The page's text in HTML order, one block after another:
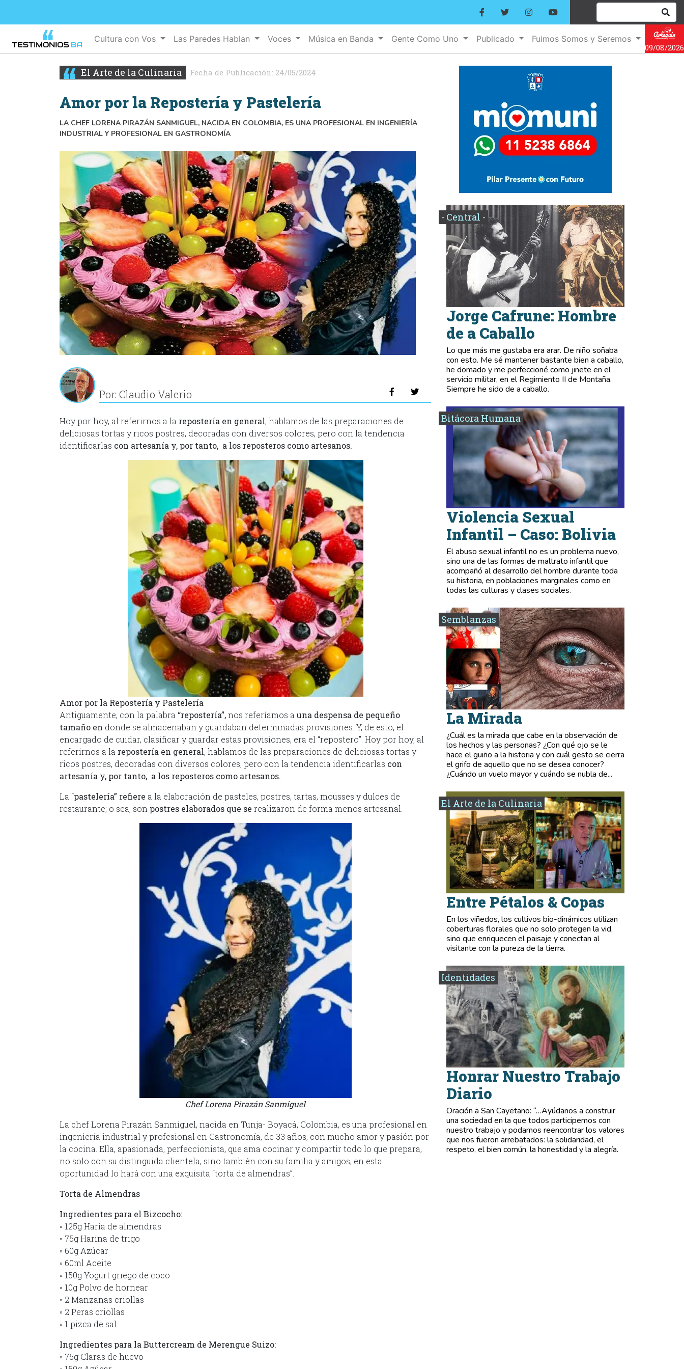
Cultura con Vos Las Paredes Hablan Voces Música en Banda Gente Como Uno Publicado
Fuimos Somos y Seremos
09/08/2026
El Arte de la Culinaria Fecha de Publicación: 24/05/2024
Amor por la Repostería y Pastelería
LA CHEF LORENA PIRAZÁN SANMIGUEL, NACIDA EN COLOMBIA, ES UNA PROFESIONAL EN INGENIERÍA
INDUSTRIAL Y PROFESIONAL EN GASTRONOMÍA
Por: Claudio Valerio
Hoy por hoy, al referirnos a la repostería en general, hablamos de las preparaciones de
deliciosas tortas y ricos postres, decoradas con diversos colores, pero con la tendencia
identificarlas con artesanía y, por tanto, a los reposteros como artesanos.
Amor por la Repostería y Pastelería
Antiguamente, con la palabra “repostería”,nos referíamos a una despensa de pequeño
tamaño en donde se almacenaban y guardaban determinadas provisiones. Y, de esto, el
encargado de cuidar, clasificar y guardar estas provisiones, era el “repostero”. Hoy por hoy, al
referirnos a la repostería en general, hablamos de las preparaciones de deliciosas tortas y
ricos postres, decoradas con diversos colores, pero con la tendencia identificarlas con
artesanía y, por tanto, a los reposteros como artesanos.
La “pastelería” refiere a la elaboración de pasteles, postres, tartas, mousses y dulces de
restaurante; o sea, son postres elaborados que se realizaron de forma menos artesanal.
Chef Lorena Pirazán Sanmiguel
La chef Lorena Pirazán Sanmiguel, nacida en Tunja- Boyacá, Colombia, es una profesional en
ingeniería industrial y profesional en Gastronomía, de 33 años, con mucho amor y pasión por
la cocina. Ella, apasionada, perfeccionista, que ama cocinar y compartir todo lo que prepara,
no solo con su distinguida clientela, sino también con su familia y amigos, en esta
oportunidad lo hará con una exquisita “torta de almendras”.
Torta de Almendras
Ingredientes para el Bizcocho:
◦ 125g Haría de almendras
◦ 75g Harina de trigo
◦ 60g Azúcar
◦ 60ml Aceite
◦ 150g Yogurt griego de coco
◦ 10g Polvo de hornear
◦ 2 Manzanas criollas
◦ 2 Peras criollas
◦ 1 pizca de sal
Ingredientes para la Buttercream de Merengue Suizo:
◦ 75g Claras de huevo
- Central -
Jorge Cafrune: Hombre
de a Caballo
Lo que más me gustaba era arar. De niño soñaba
con esto. Me sé mantener bastante bien a caballo,
he domado y me perfeccioné como jinete en el
servicio militar, en el Regimiento II de Montaña.
Siempre he sido de a caballo.
Bitácora Humana
Violencia Sexual
Infantil – Caso: Bolivia
El abuso sexual infantil no es un problema nuevo,
sino una de las formas de maltrato infantil que
acompañó al desarrollo del hombre durante toda
su historia, en poblaciones marginales como en
todas las culturas y clases sociales.
Semblanzas
La Mirada
¿Cuál es la mirada que cabe en la observación de
los hechos y las personas? ¿Con qué ojo se le
hace el guiño a la historia y con cuál gesto se cierra
el grifo de aquello que no se desea conocer?
¿Cuándo un vuelo mayor y cuándo se nubla de...
El Arte de la Culinaria
Entre Pétalos & Copas
En los viñedos, los cultivos bio-dinámicos utilizan
coberturas florales que no solo protegen la vid,
sino que enriquecen el paisaje y conectan al
visitante con la pureza de la tierra.
Identidades
Honrar Nuestro Trabajo
Diario
Oración a San Cayetano: “…Ayúdanos a construir
una sociedad en la que todos participemos con
nuestro trabajo y podamos reencontrar los valores
que nos fueron arrebatados: la solidaridad, el
respeto, el bien común, la honestidad y la alegría.